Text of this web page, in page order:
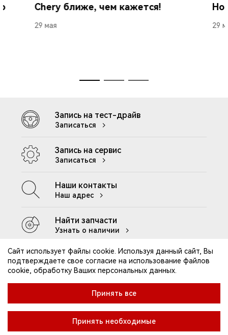
Chery ближе, чем кажется!
29 мая 29
Запись на тест-драйв
Записаться
Запись на сервис
Записаться
Наши контакты
Наш адрес
Найти запчасти
Узнать о наличии
Контакты
Клиентская поддержка
Правила посещения ДЦ
Реквизиты компании
Политика конфиденциальности
Сайт использует файлы cookie. Используя данный сайт, Вы
подтверждаете свое согласие на использование файлов
cookie, обработку Ваших персональных данных.
Принять все
Принять необходимые